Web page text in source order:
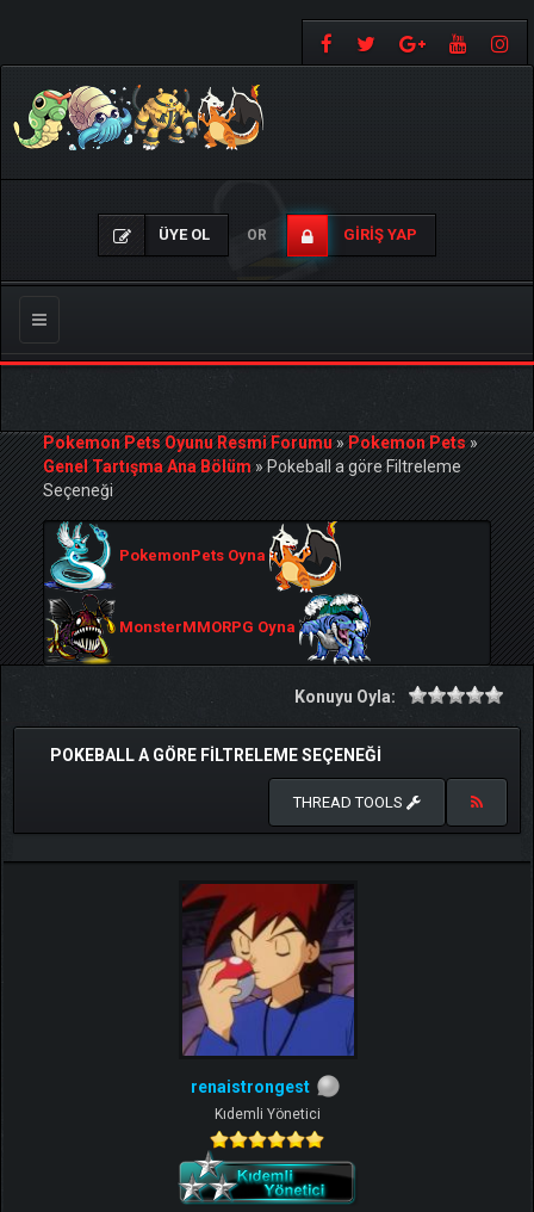
ÜYE OL OR GIRIŞ YAP
Gezinmeyi
Değiştir
Pokemon Pets Oyunu Resmi Forumu»Pokemon Pets»
Genel Tartışma Ana Bölüm»Pokeball a göre Filtreleme
Seçeneği
PokemonPets Oyna
MonsterMMORPG Oyna
Konuyu Oyla:
POKEBALL A GÖRE FILTRELEME SEÇENEĞI
THREAD TOOLS
renaistrongest
Kıdemli Yönetici